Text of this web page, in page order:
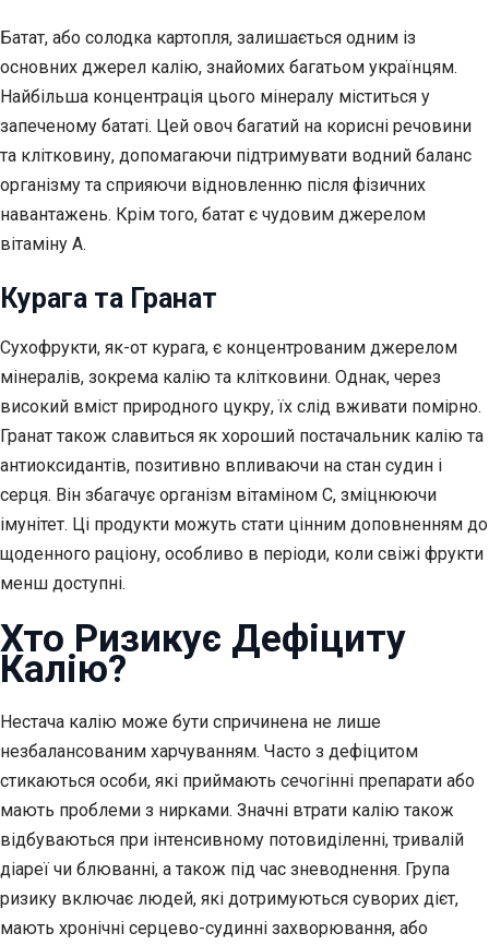
Батат, або солодка картопля, залишається одним із
основних джерел калію, знайомих багатьом українцям.
Найбільша концентрація цього мінералу міститься у
запеченому бататі. Цей овоч багатий на корисні речовини
та клітковину, допомагаючи підтримувати водний баланс
організму та сприяючи відновленню після фізичних
навантажень. Крім того, батат є чудовим джерелом
вітаміну А.
Курага та Гранат
Сухофрукти, як-от курага, є концентрованим джерелом
мінералів, зокрема калію та клітковини. Однак, через
високий вміст природного цукру, їх слід вживати помірно.
Гранат також славиться як хороший постачальник калію та
антиоксидантів, позитивно впливаючи на стан судин і
серця. Він збагачує організм вітаміном С, зміцнюючи
імунітет. Ці продукти можуть стати цінним доповненням до
щоденного раціону, особливо в періоди, коли свіжі фрукти
менш доступні.
Хто Ризикує Дефіциту
Калію?
Нестача калію може бути спричинена не лише
незбалансованим харчуванням. Часто з дефіцитом
стикаються особи, які приймають сечогінні препарати або
мають проблеми з нирками. Значні втрати калію також
відбуваються при інтенсивному потовиділенні, тривалій
діареї чи блюванні, а також під час зневоднення. Група
ризику включає людей, які дотримуються суворих дієт,
мають хронічні серцево-судинні захворювання, або